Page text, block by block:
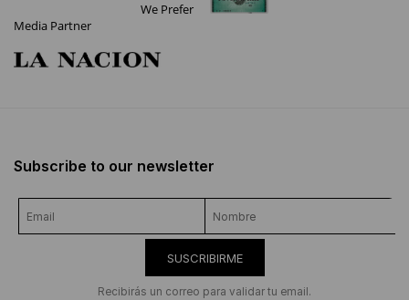
We Prefer
Media Partner
Subscribe to our newsletter
SUSCRIBIRME
Recibirás un correo para validar tu email.